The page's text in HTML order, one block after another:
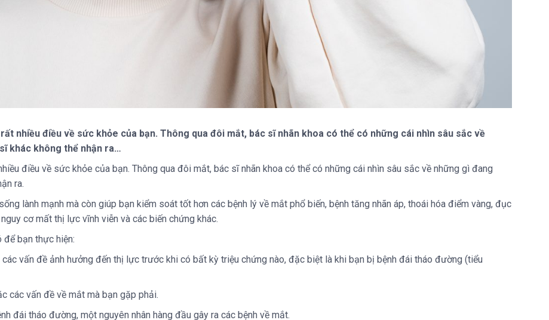
nhiều điều về sức khỏe của bạn. Thông qua đôi mắt, bác sĩ nhãn khoa có thể có những cái nhìn sâu sắc về
khác không thể nhận ra…
điều về sức khỏe của bạn. Thông qua đôi mắt, bác sĩ nhãn khoa có thể có những cái nhìn sâu sắc về những gì đang
ra.
lành mạnh mà còn giúp bạn kiểm soát tốt hơn các bệnh lý về mắt phổ biến, bệnh tăng nhãn áp, thoái hóa điểm vàng, đục
cơ mất thị lực vĩnh viễn và các biến chứng khác.
bạn thực hiện:
vấn đề ảnh hưởng đến thị lực trước khi có bất kỳ triệu chứng nào, đặc biệt là khi bạn bị bệnh đái tháo đường (tiểu
các vấn đề về mắt mà bạn gặp phải.
đái tháo đường, một nguyên nhân hàng đầu gây ra các bệnh về mắt.